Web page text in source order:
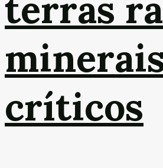
críticos